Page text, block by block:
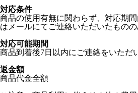
対応条件
商品の使用有無に関わらず、対応期
はメールにてご連絡いただいたものの
対応可能期間
商品到着後7日以内にご連絡をいただ
返金額
商品代金全額